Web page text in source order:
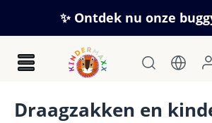
Ga naar de hoofdinhoud
✨ Ontdek nu onze
Draagzakken en